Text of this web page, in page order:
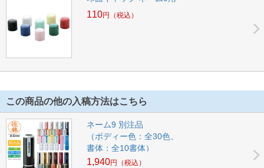
110円 （税込）
この商品の他の入稿方法はこちら
ネーム9 別注品
（ボディー色：全30色、
書体：全10書体）
1,940円 （税込）